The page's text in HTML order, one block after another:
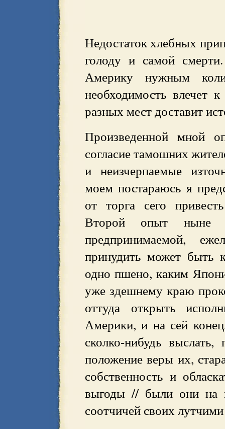
Недостаток хлебных
голоду и самой
Америку нужным
необходимость влечет
разных мест доставит
Произведенной мной
согласие тамошних
и неизчерпаемые
моем постараюсь я
от торга сего
Второй опыт ныне
предпринимаемой,
принудить может быть
одно пшено, каким
уже здешнему краю
оттуда открыть
Америки, и на сей
сколко-нибудь
положение веры их,
собственность и
выгоды // были они на
соотчичей своих